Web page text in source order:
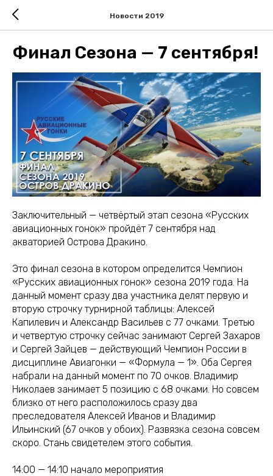
Новости 2019
Финал Сезона — 7 сентября!
Заключительный — четвёртый этап сезона «Русских
авиационных гонок» пройдёт 7 сентября над
акваторией Острова Дракино.
Это финал сезона в котором определится Чемпион
«Русских авиационных гонок» сезона 2019 года. На
данный момент сразу два участника делят первую и
вторую строчку турнирной таблицы: Алексей
Капилевич и Александр Васильев с 77 очками. Третью
и четвертую строчку сейчас занимают Сергей Захаров
и Сергей Зайцев — действующий Чемпион России в
дисциплине Авиагонки — «Формула — 1». Оба Сергея
набрали на данный момент по 70 очков. Владимир
Николаев занимает 5 позицию с 68 очками. Но совсем
близко от него расположилось сразу два
преследователя Алексей Иванов и Владимир
Ильинский (67 очков у обоих). Развязка сезона совсем
скоро. Стань свидетелем этого события.
14:00 — 14:10 начало мероприятия